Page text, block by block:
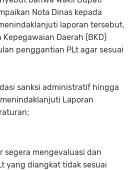
Nota Dinas kepada
laporan tersebut.
Daerah (BKD)
penggantian PLt agar sesuai
sanksi administratif hingga
Laporan
segera mengevaluasi dan
yang diangkat tidak sesuai